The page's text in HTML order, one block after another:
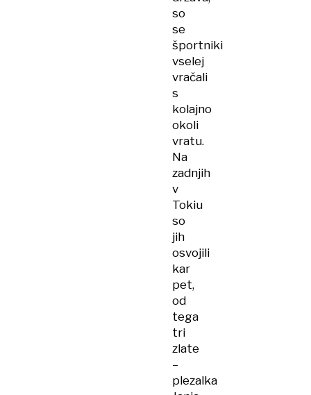
so
se
športniki
vselej
vračali
s
kolajno
okoli
vratu.
Na
zadnjih
v
Tokiu
so
jih
osvojili
kar
pet,
od
tega
tri
zlate
–
plezalka